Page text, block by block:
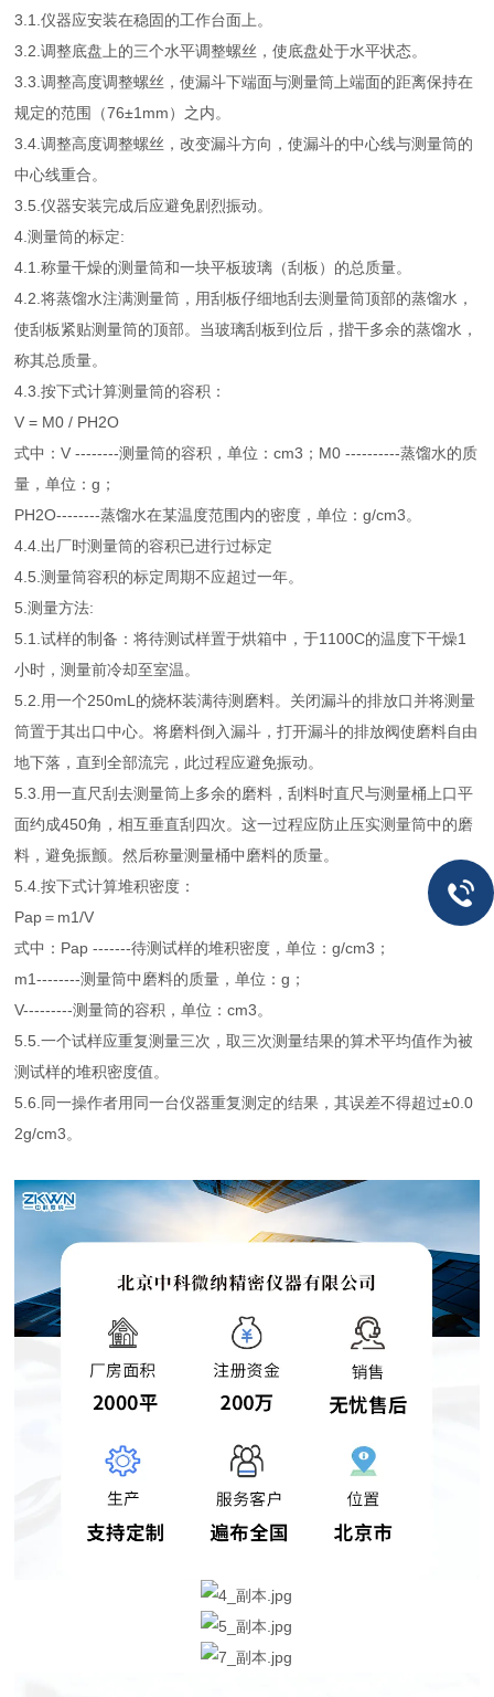
3.1.仪器应安装在稳固的工作台面上。
3.2.调整底盘上的三个水平调整螺丝，使底盘处于水平状态。
3.3.调整高度调整螺丝，使漏斗下端面与测量筒上端面的距离保持在
规定的范围（76±1mm）之内。
3.4.调整高度调整螺丝，改变漏斗方向，使漏斗的中心线与测量筒的
中心线重合。
3.5.仪器安装完成后应避免剧烈振动。
4.测量筒的标定:
4.1.称量干燥的测量筒和一块平板玻璃（刮板）的总质量。
4.2.将蒸馏水注满测量筒，用刮板仔细地刮去测量筒顶部的蒸馏水，
使刮板紧贴测量筒的顶部。当玻璃刮板到位后，揩干多余的蒸馏水，
称其总质量。
4.3.按下式计算测量筒的容积：
V = M0 / PH2O
式中：V --------测量筒的容积，单位：cm3；M0 ----------蒸馏水的质
量，单位：g；
PH2O--------蒸馏水在某温度范围内的密度，单位：g/cm3。
4.4.出厂时测量筒的容积已进行过标定
4.5.测量筒容积的标定周期不应超过一年。
5.测量方法:
5.1.试样的制备：将待测试样置于烘箱中，于1100C的温度下干燥1
小时，测量前冷却至室温。
5.2.用一个250mL的烧杯装满待测磨料。关闭漏斗的排放口并将测量
筒置于其出口中心。将磨料倒入漏斗，打开漏斗的排放阀使磨料自由
地下落，直到全部流完，此过程应避免振动。
5.3.用一直尺刮去测量筒上多余的磨料，刮料时直尺与测量桶上口平
面约成450角，相互垂直刮四次。这一过程应防止压实测量筒中的磨
料，避免振颤。然后称量测量桶中磨料的质量。
5.4.按下式计算堆积密度：
Pap＝m1/V
式中：Pap -------待测试样的堆积密度，单位：g/cm3；
m1--------测量筒中磨料的质量，单位：g；
V---------测量筒的容积，单位：cm3。
5.5.一个试样应重复测量三次，取三次测量结果的算术平均值作为被
测试样的堆积密度值。
5.6.同一操作者用同一台仪器重复测定的结果，其误差不得超过±0.0
2g/cm3。